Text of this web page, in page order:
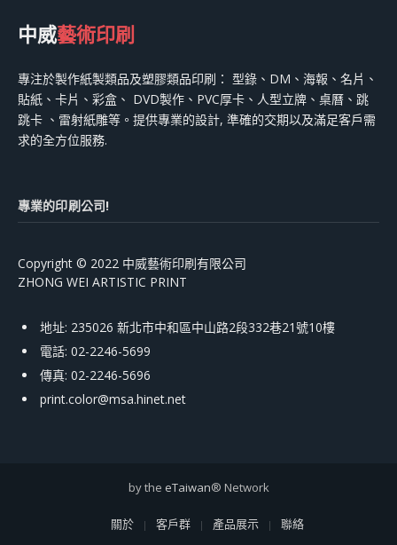
中威藝術印刷
專注於製作紙製類品及塑膠類品印刷： 型錄、DM、海報、名片、
貼紙、卡片、彩盒、 DVD製作、PVC厚卡、人型立牌、桌曆、跳
跳卡 、雷射紙雕等。提供專業的設計, 準確的交期以及滿足客戶需
求的全方位服務.
專業的印刷公司!
Copyright © 2022 中威藝術印刷有限公司
ZHONG WEI ARTISTIC PRINT
地址: 235026 新北市中和區中山路2段332巷21號10樓
電話: 02-2246-5699
傳真: 02-2246-5696
print.color@msa.hinet.net
by the eTaiwan® Network
關於 客戶群 產品展示 聯絡